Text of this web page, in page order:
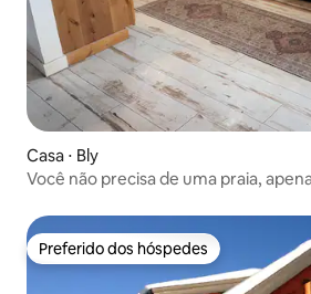
Casa ⋅ Bly
Você não precisa de uma praia,
Preferido dos hóspedes
Preferido dos hóspedes